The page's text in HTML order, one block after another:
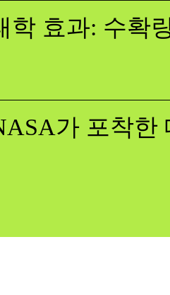
효과: 수확
가 포착한